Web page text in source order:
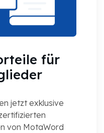
für
jetzt exklusive
von MotaWord